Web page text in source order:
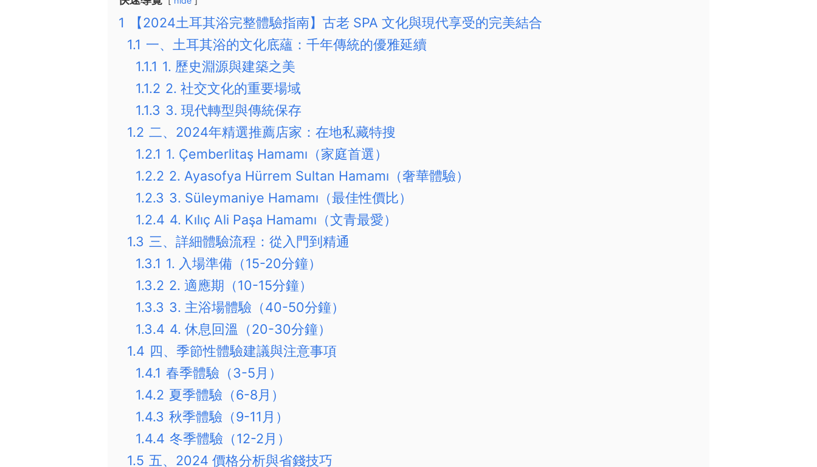
1
【2024土耳其浴完整體驗指南】古老 SPA 文化與現代享受的完美結合
1.1 一、土耳其浴的文化底蘊：千年傳統的優雅延續
1.1.1 1. 歷史淵源與建築之美
1.1.2 2. 社交文化的重要場域
1.1.3 3. 現代轉型與傳統保存
1.2 二、2024年精選推薦店家：在地私藏特搜
1.2.1 1. Çemberlitaş Hamamı（家庭首選）
1.2.2 2. Ayasofya Hürrem Sultan Hamamı（奢華體驗）
1.2.3 3. Süleymaniye Hamamı（最佳性價比）
1.2.4 4. Kılıç Ali Paşa Hamamı（文青最愛）
1.3 三、詳細體驗流程：從入門到精通
1.3.1 1. 入場準備（15-20分鐘）
1.3.2 2. 適應期（10-15分鐘）
1.3.3 3. 主浴場體驗（40-50分鐘）
1.3.4 4. 休息回溫（20-30分鐘）
1.4 四、季節性體驗建議與注意事項
1.4.1 春季體驗（3-5月）
1.4.2 夏季體驗（6-8月）
1.4.3 秋季體驗（9-11月）
1.4.4 冬季體驗（12-2月）
1.5 五、2024 價格分析與省錢技巧